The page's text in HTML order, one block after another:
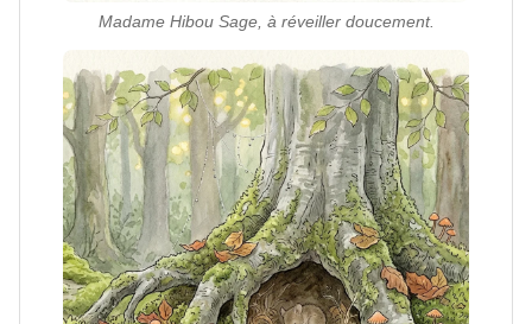
Madame Hibou Sage, à réveiller doucement.